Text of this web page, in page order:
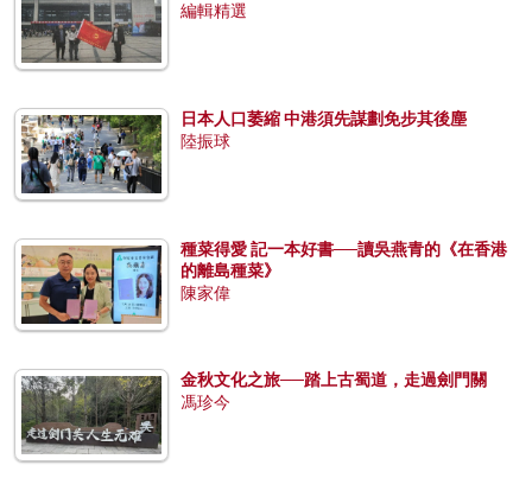
編輯精選
日本人口萎縮 中港須先謀劃免步其後塵
陸振球
種菜得愛 記一本好書──讀吳燕青的《在香港
的離島種菜》
陳家偉
金秋文化之旅──踏上古蜀道，走過劍門關
馮珍今